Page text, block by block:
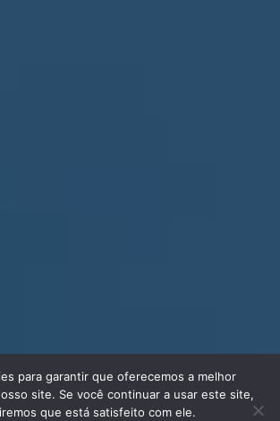
para garantir que oferecemos a melhor
site. Se você continuar a usar este site,
que está satisfeito com ele.